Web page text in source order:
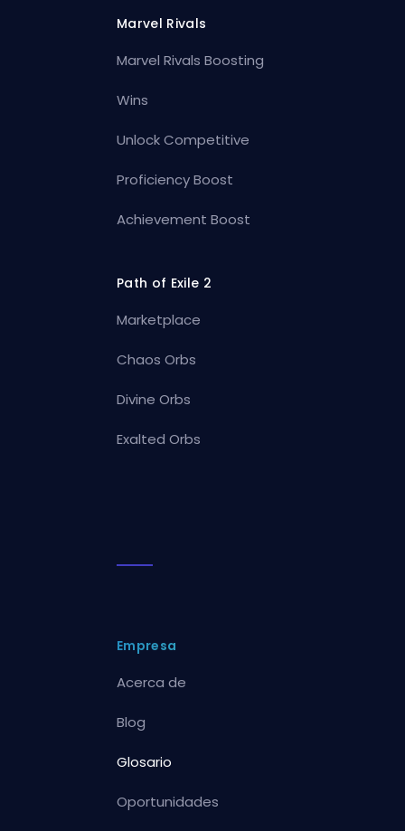
Marvel Rivals
Marvel Rivals Boosting
Wins
Unlock Competitive
Proficiency Boost
Achievement Boost
Path of Exile 2
Marketplace
Chaos Orbs
Divine Orbs
Exalted Orbs
Empresa
Acerca de
Blog
Glosario
Oportunidades